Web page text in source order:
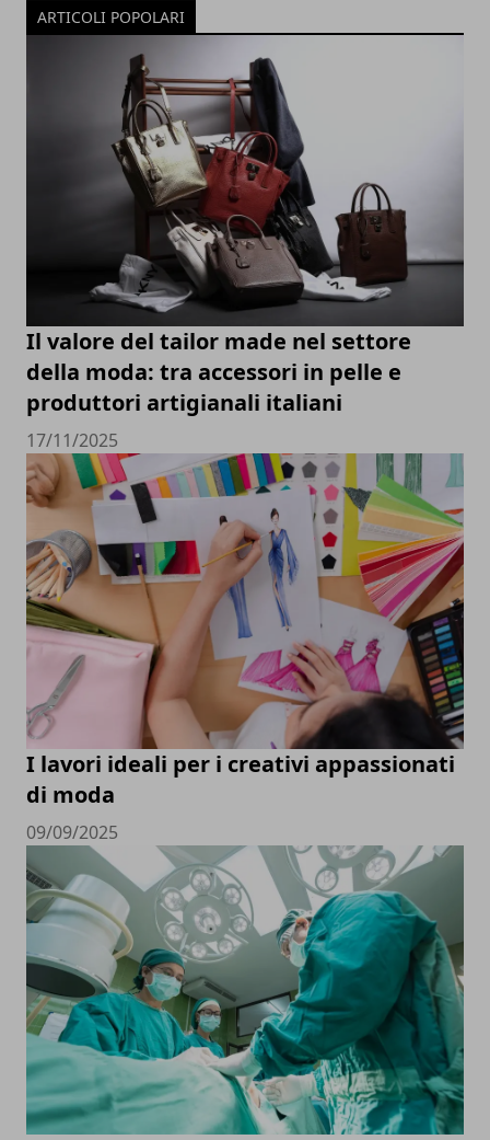
ARTICOLI POPOLARI
Il valore del tailor made nel settore
della moda: tra accessori in pelle e
produttori artigianali italiani
17/11/2025
I lavori ideali per i creativi appassionati
di moda
09/09/2025